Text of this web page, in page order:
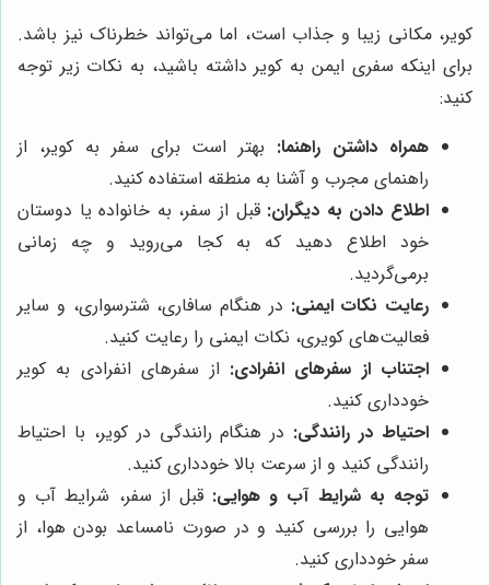
کویر، مکانی زیبا و جذاب است، اما می‌تواند خطرناک نیز باشد.
برای اینکه سفری ایمن به کویر داشته باشید، به نکات زیر توجه
کنید:
همراه داشتن راهنما: بهتر است برای سفر به کویر، از
راهنمای مجرب و آشنا به منطقه استفاده کنید.
اطلاع دادن به دیگران: قبل از سفر، به خانواده یا دوستان
خود اطلاع دهید که به کجا می‌روید و چه زمانی
برمی‌گردید.
رعایت نکات ایمنی: در هنگام سافاری، شترسواری، و سایر
فعالیت‌های کویری، نکات ایمنی را رعایت کنید.
اجتناب از سفرهای انفرادی: از سفرهای انفرادی به کویر
خودداری کنید.
احتیاط در رانندگی: در هنگام رانندگی در کویر، با احتیاط
رانندگی کنید و از سرعت بالا خودداری کنید.
توجه به شرایط آب و هوایی: قبل از سفر، شرایط آب و
هوایی را بررسی کنید و در صورت نامساعد بودن هوا، از
سفر خودداری کنید.